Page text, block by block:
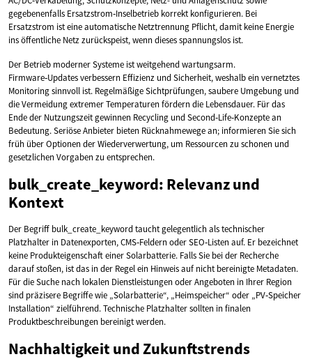
gegebenenfalls Ersatzstrom‑Inselbetrieb korrekt konfigurieren. Bei
Ersatzstrom ist eine automatische Netztrennung Pflicht, damit keine Energie
ins öffentliche Netz zurückspeist, wenn dieses spannungslos ist.
Der Betrieb moderner Systeme ist weitgehend wartungsarm.
Firmware‑Updates verbessern Effizienz und Sicherheit, weshalb ein vernetztes
Monitoring sinnvoll ist. Regelmäßige Sichtprüfungen, saubere Umgebung und
die Vermeidung extremer Temperaturen fördern die Lebensdauer. Für das
Ende der Nutzungszeit gewinnen Recycling und Second‑Life‑Konzepte an
Bedeutung. Seriöse Anbieter bieten Rücknahmewege an; informieren Sie sich
früh über Optionen der Wiederverwertung, um Ressourcen zu schonen und
gesetzlichen Vorgaben zu entsprechen.
bulk_create_keyword: Relevanz und
Kontext
Der Begriff bulk_create_keyword taucht gelegentlich als technischer
Platzhalter in Datenexporten, CMS‑Feldern oder SEO‑Listen auf. Er bezeichnet
keine Produkteigenschaft einer Solarbatterie. Falls Sie bei der Recherche
darauf stoßen, ist das in der Regel ein Hinweis auf nicht bereinigte Metadaten.
Für die Suche nach lokalen Dienstleistungen oder Angeboten in Ihrer Region
sind präzisere Begriffe wie „Solarbatterie“, „Heimspeicher“ oder „PV‑Speicher
Installation“ zielführend. Technische Platzhalter sollten in finalen
Produktbeschreibungen bereinigt werden.
Nachhaltigkeit und Zukunftstrends